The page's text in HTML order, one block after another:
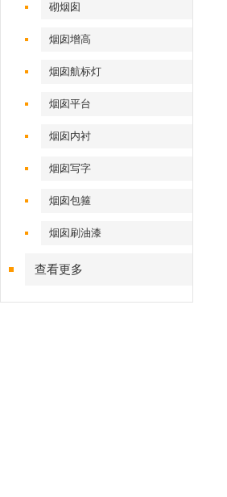
砌烟囱
烟囱增高
烟囱航标灯
烟囱平台
烟囱内衬
烟囱写字
烟囱包箍
烟囱刷油漆
查看更多